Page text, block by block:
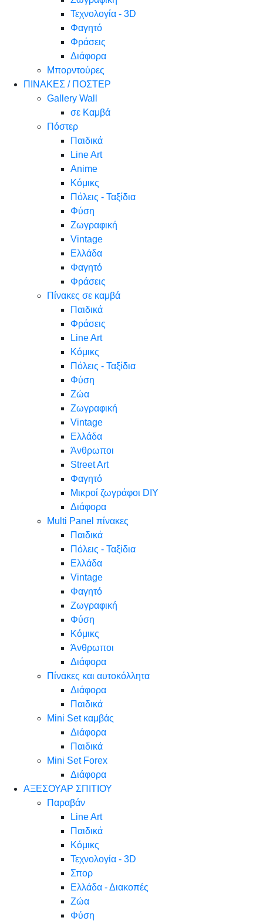
Τεχνολογία - 3D
Φαγητό
Φράσεις
Διάφορα
Μπορντούρες
ΠΙΝΑΚΕΣ / ΠΟΣΤΕΡ
Gallery Wall
σε Καμβά
Πόστερ
Παιδικά
Line Art
Anime
Κόμικς
Πόλεις - Ταξίδια
Φύση
Ζωγραφική
Vintage
Ελλάδα
Φαγητό
Φράσεις
Πίνακες σε καμβά
Παιδικά
Φράσεις
Line Art
Κόμικς
Πόλεις - Ταξίδια
Φύση
Ζώα
Ζωγραφική
Vintage
Ελλάδα
Άνθρωποι
Street Art
Φαγητό
Μικροί ζωγράφοι DIY
Διάφορα
Multi Panel πίνακες
Παιδικά
Πόλεις - Ταξίδια
Ελλάδα
Vintage
Φαγητό
Ζωγραφική
Φύση
Κόμικς
Άνθρωποι
Διάφορα
Πίνακες και αυτοκόλλητα
Διάφορα
Παιδικά
Mini Set καμβάς
Διάφορα
Παιδικά
Mini Set Forex
Διάφορα
ΑΞΕΣΟΥΑΡ ΣΠΙΤΙΟΥ
Παραβάν
Line Art
Παιδικά
Κόμικς
Τεχνολογία - 3D
Σπορ
Ελλάδα - Διακοπές
Ζώα
Φύση